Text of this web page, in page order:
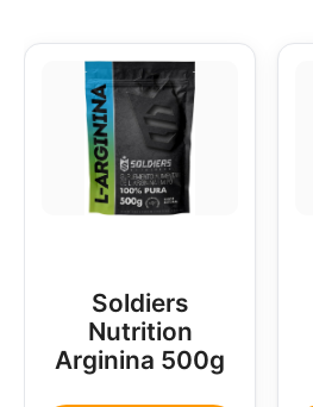
Soldiers
Nutrition
Arginina 500g